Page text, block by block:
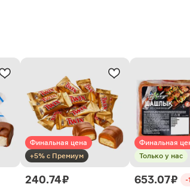
Финальная цена
+5% с Премиум
240.74 ₽
Финальная
Только у нас
653.07 ₽ -